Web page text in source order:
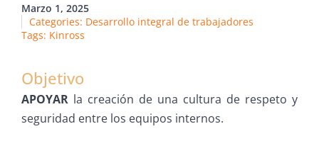
Marzo 1, 2025
Categories: Desarrollo integral de trabajadores
Tags: Kinross
Objetivo
APOYARla creación de una cultura de respeto y
seguridad entre los equipos internos.